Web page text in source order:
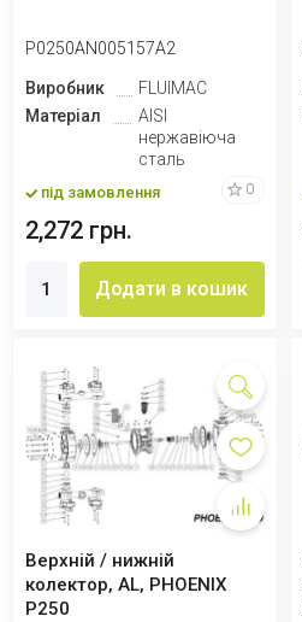
P0250AN005157A2
Виробник
FLUIMAC
Матеріал
AISI
нержавіюча
сталь
під замовлення 0
2,272 грн.
Додати в кошик
Верхній / нижній
колектор, AL, PHOENIX
P250